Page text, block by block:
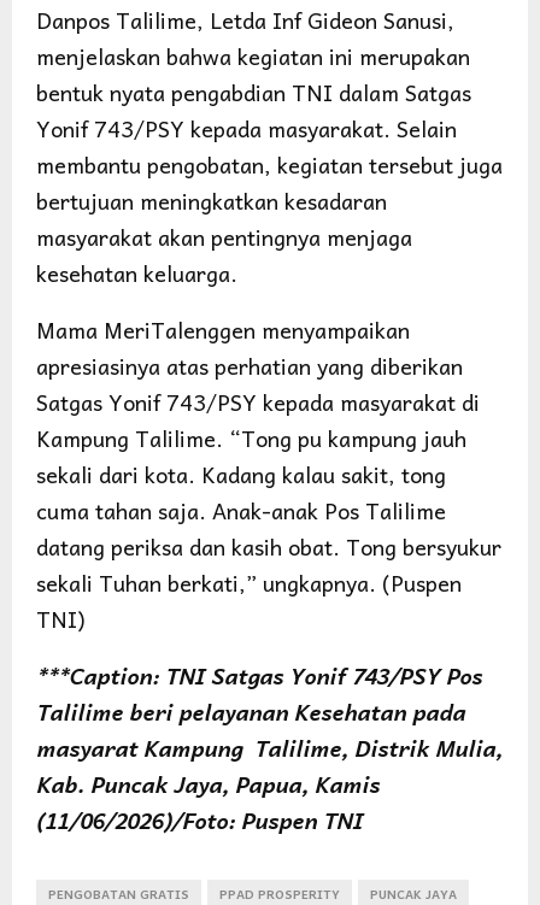
Danpos Talilime, Letda Inf Gideon Sanusi,
menjelaskan bahwa kegiatan ini merupakan
bentuk nyata pengabdian TNI dalam Satgas
Yonif 743/PSY kepada masyarakat. Selain
membantu pengobatan, kegiatan tersebut juga
bertujuan meningkatkan kesadaran
masyarakat akan pentingnya menjaga
kesehatan keluarga.
Mama MeriTalenggen menyampaikan
apresiasinya atas perhatian yang diberikan
Satgas Yonif 743/PSY kepada masyarakat di
Kampung Talilime. “Tong pu kampung jauh
sekali dari kota. Kadang kalau sakit, tong
cuma tahan saja. Anak-anak Pos Talilime
datang periksa dan kasih obat. Tong bersyukur
sekali Tuhan berkati,” ungkapnya. (Puspen
TNI)
***Caption: TNI Satgas Yonif 743/PSY Pos
Talilime beri pelayanan Kesehatan pada
masyarat Kampung Talilime, Distrik Mulia,
Kab. Puncak Jaya, Papua, Kamis
(11/06/2026)/Foto: Puspen TNI
PENGOBATAN GRATIS PPAD PROSPERITY
PUNCAK JAYA